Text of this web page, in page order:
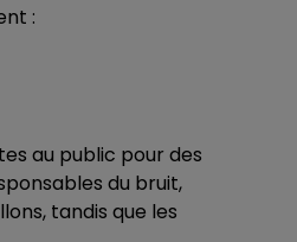
:
au public pour des
du bruit,
tandis que les